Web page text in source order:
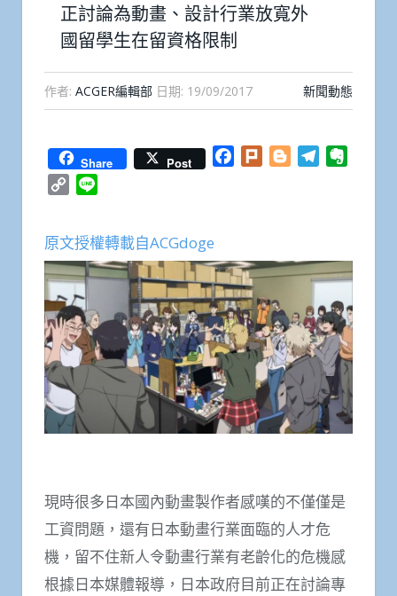
正討論為動畫、設計行業放寬外
國留學生在留資格限制
作者: ACGER編輯部 日期: 19/09/2017 新聞動態
Share Post Facebook
Plurk BloggerTelegram
Copy
原文授權轉載自ACGdoge
現時很多日本國內動畫製作者感嘆的不僅僅是
工資問題，還有日本動畫行業面臨的人才危
機，留不住新人令動畫行業有老齡化的危機感
根據日本媒體報導，日本政府目前正在討論專